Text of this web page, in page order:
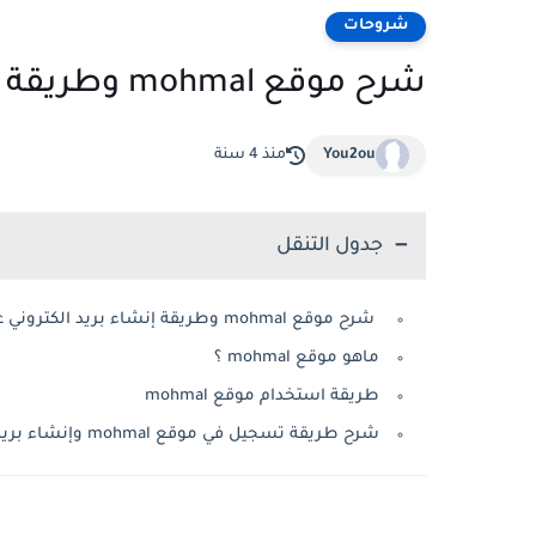
شروحات
شرح موقع mohmal وطريقة إنشاء بريد الكتروني عشوائي
You2ou منذ 4 سنة
جدول التنقل
شرح موقع mohmal وطريقة إنشاء بريد الكتروني عشوائي
ماهو موقع mohmal ؟
طريقة استخدام موقع mohmal
شرح طريقة تسجيل في موقع mohmal وإنشاء بريد الكتروني